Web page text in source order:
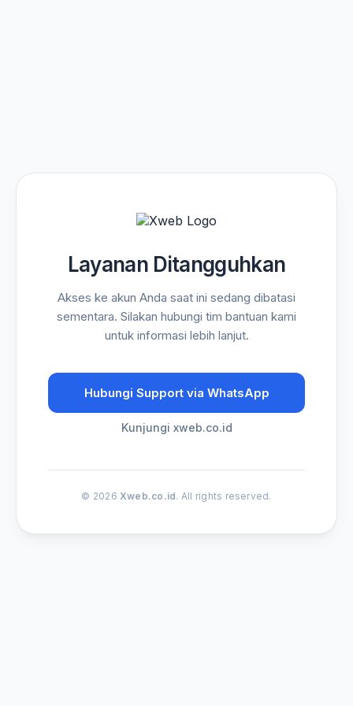
Layanan Ditangguhkan
Akses ke akun Anda saat ini sedang dibatasi
sementara. Silakan hubungi tim bantuan kami
untuk informasi lebih lanjut.
Hubungi Support via WhatsApp
Kunjungi xweb.co.id
© 2026 Xweb.co.id. All rights reserved.